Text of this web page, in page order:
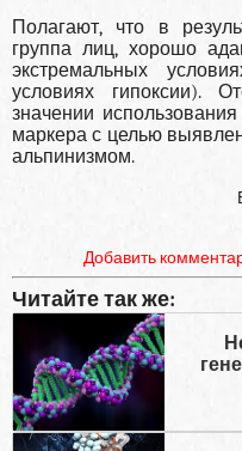
Полага­ют, что в
группа лиц, хоро­шо
экстремальных
условиях гипоксии).
значении
маркера с целью
альпинизмом.
Добавить
Читайте так же: